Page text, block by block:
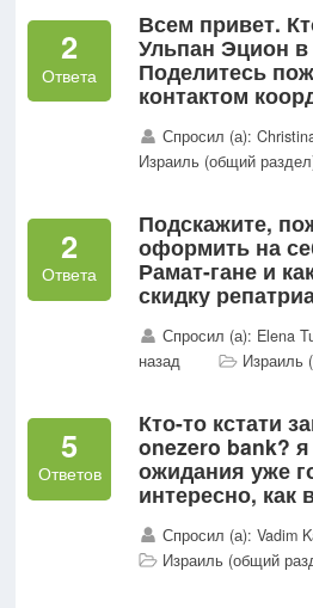
2
Ответа
Всем привет.
Ульпан Эцион в
Поделитесь
контактом
Спросил (а):
Израиль (общий
2
Ответа
Подскажите,
оформить на
Рамат-гане и
скидку
Спросил (а): Elena
назад
Израиль
5
Ответов
Кто-то кстати
onezero bank?
ожидания уже
интересно, как
Спросил (а): Vadim
Израиль (общий